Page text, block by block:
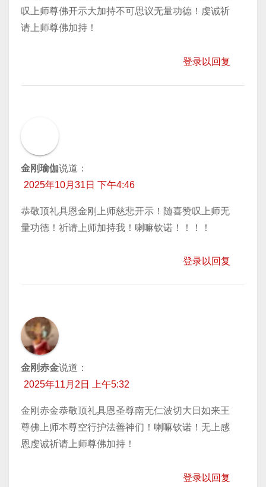
叹上师尊佛开示大加持不可思议无量功德！虔诚祈
请上师尊佛加持！
登录以回复
金刚瑜伽说道：
2025年10月31日 下午4:46
恭敬顶礼具恩金刚上师慈悲开示！随喜赞叹上师无
量功德！祈请上师加持我！喇嘛钦诺！！！！
登录以回复
金刚赤金说道：
2025年11月2日 上午5:32
金刚赤金恭敬顶礼具恩圣尊南无仁波切大日如来王
尊佛上师本尊空行护法善神们！喇嘛钦诺！无上感
恩虔诚祈请上师尊佛加持！
登录以回复